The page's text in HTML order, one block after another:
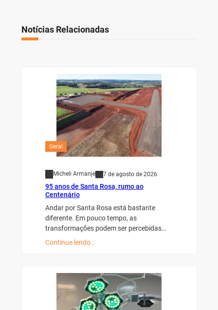
Notícias Relacionadas
Geral
Micheli Armanje 7 de agosto de 2026
95 anos de Santa Rosa, rumo ao
Centenário
Andar por Santa Rosa está bastante
diferente. Em pouco tempo, as
transformações podem ser percebidas…
Continue lendo…